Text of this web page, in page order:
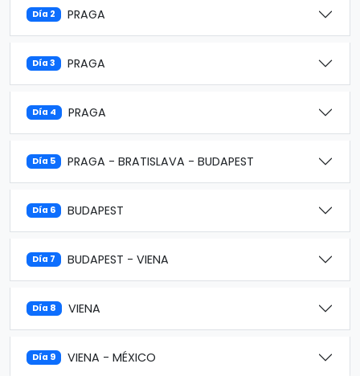
Día 2 PRAGA
Día 3 PRAGA
Día 4 PRAGA
Día 5 PRAGA - BRATISLAVA - BUDAPEST
Día 6 BUDAPEST
Día 7 BUDAPEST - VIENA
Día 8 VIENA
Día 9 VIENA - MÉXICO